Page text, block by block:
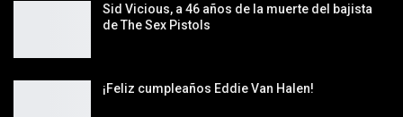
Sid Vicious, a 46 años de la muerte del bajista
de The Sex Pistols
¡Feliz cumpleaños Eddie Van Halen!